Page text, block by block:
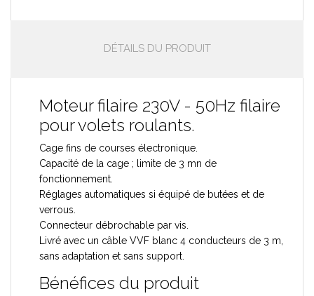
DÉTAILS DU PRODUIT
Moteur filaire 230V - 50Hz filaire
pour volets roulants.
Cage fins de courses électronique.
Capacité de la cage ; limite de 3 mn de
fonctionnement.
Réglages automatiques si équipé de butées et de
verrous.
Connecteur débrochable par vis.
Livré avec un câble VVF blanc 4 conducteurs de 3 m,
sans adaptation et sans support.
Bénéfices du produit